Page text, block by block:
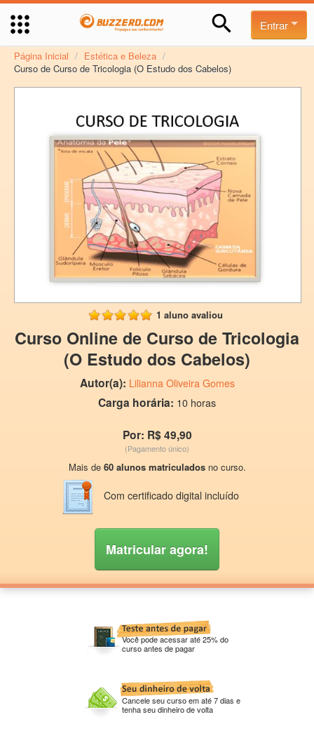
Entrar
Página Inicial / Estética e Beleza /
Curso de Curso de Tricologia (O Estudo dos Cabelos)
1 aluno avaliou
Curso Online de Curso de Tricologia
(O Estudo dos Cabelos)
Autor(a): Lilianna Oliveira Gomes
Carga horária: 10 horas
Por: R$ 49,90
(Pagamento único)
Mais de 60 alunos matriculadosno curso.
Com certificado digital incluído
Matricular agora!
Você pode acessar até 25% do
curso antes de pagar
Cancele seu curso em até 7 dias e
tenha seu dinheiro de volta